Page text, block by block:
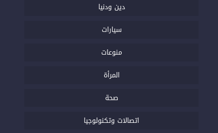
دين ودنيا
سيارات
منوعات
المرأة
صحة
اتصالات وتكنولوجيا